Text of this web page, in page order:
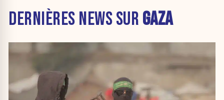
DERNIÈRES NEWS SUR GAZA